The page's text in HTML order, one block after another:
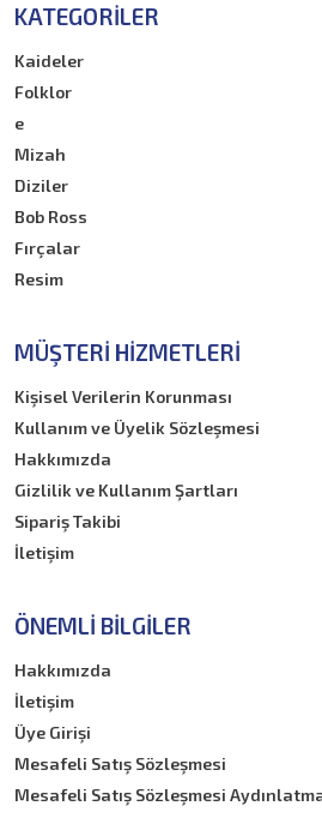
KATEGORILER
Kaideler
Folklor
e
Mizah
Diziler
Bob Ross
Fırçalar
Resim
MÜŞTERI HIZMETLERI
Kişisel Verilerin Korunması
Kullanım ve Üyelik Sözleşmesi
Hakkımızda
Gizlilik ve Kullanım Şartları
Sipariş Takibi
İletişim
ÖNEMLI BILGILER
Hakkımızda
İletişim
Üye Girişi
Mesafeli Satış Sözleşmesi
Mesafeli Satış Sözleşmesi